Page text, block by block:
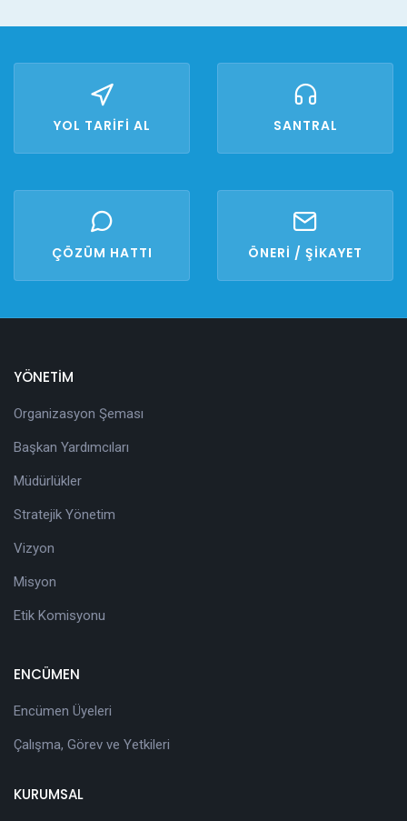
YOL TARİFİ AL SANTRAL
ÇÖZÜM HATTI ÖNERİ / ŞİKAYET
YÖNETİM
Organizasyon Şeması
Başkan Yardımcıları
Müdürlükler
Stratejik Yönetim
Vizyon
Misyon
Etik Komisyonu
ENCÜMEN
Encümen Üyeleri
Çalışma, Görev ve Yetkileri
KURUMSAL